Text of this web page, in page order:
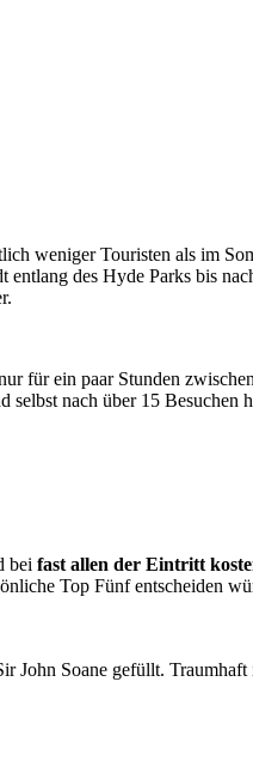
weniger Touristen als im
des Hyde Parks bis
für ein paar Stunden
selbst nach über 15 Besuchen
bei fast allen der Eintritt
Top Fünf entscheiden
John Soane gefüllt. Traumhaft